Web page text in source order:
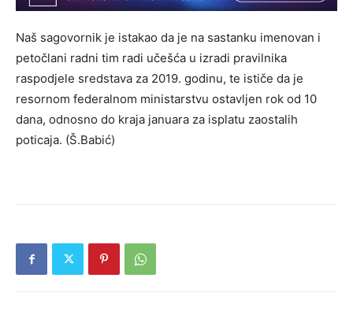
Naš sagovornik je istakao da je na sastanku imenovan i
petočlani radni tim radi učešća u izradi pravilnika
raspodjele sredstava za 2019. godinu, te ističe da je
resornom federalnom ministarstvu ostavljen rok od 10
dana, odnosno do kraja januara za isplatu zaostalih
poticaja. (Š.Babić)